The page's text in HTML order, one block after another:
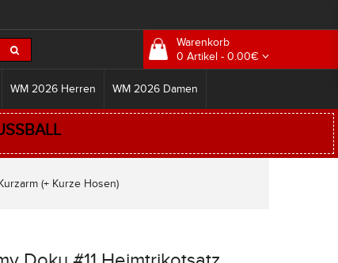
Warenkorb
0 Artikel - 0.00€
WM 2026 Herren WM 2026 Damen
(+ Kurze Hosen)